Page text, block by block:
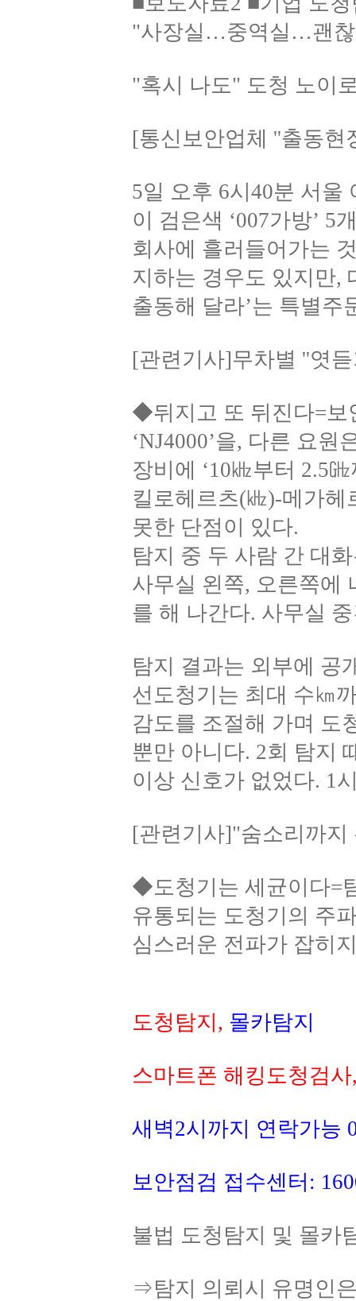
"사장실…중역실…괜찮
"혹시 나도" 도청 노이
[통신보안업체 ''출동현
5일 오후 6시40분 서
이 검은색 ‘007가방’ 5
회사에 흘러들어가는
지하는 경우도 있지만,
출동해 달라’는 특별주
[관련기사]무차별 ''엿
◆뒤지고 또 뒤진다=보
‘NJ4000’을, 다른 요
장비에 ‘10㎑부터 2.5
킬로헤르츠(㎑)-메가
못한 단점이 있다.
탐지 중 두 사람 간 대
사무실 왼쪽, 오른쪽에
를 해 나간다. 사무실
탐지 결과는 외부에 공
선도청기는 최대 수㎞
감도를 조절해 가며 도
뿐만 아니다. 2회 탐지
이상 신호가 없었다. 1
[관련기사]"숨소리까
◆도청기는 세균이다=
유통되는 도청기의 주
심스러운 전파가 잡히
도청탐지, 몰카탐지
스마트폰 해킹도청검사
새벽2시까지 연락가능
보안점검 접수센터:
불법 도청탐지 및 몰카
⇒탐지 의뢰시 유명인